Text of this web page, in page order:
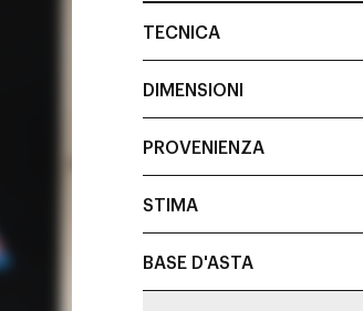
TECNICA
DIMENSIONI
PROVENIENZA
STIMA
BASE D'ASTA